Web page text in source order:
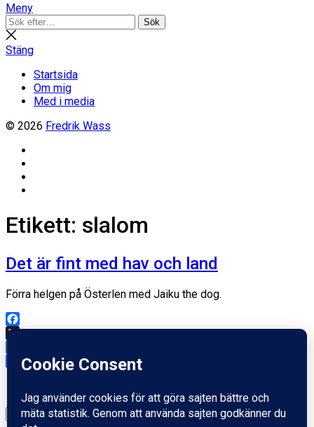
Meny
Sök
efter:
Sök
Stäng
sökning
Stäng
Startsida
Om mig
Med i media
© 2026 Fredrik Wass
Etikett: slalom
Det är fint med hav och land
Förra helgen på Österlen med Jaiku the dog.
Facebook
LinkedIn
Dela
Ladda mer